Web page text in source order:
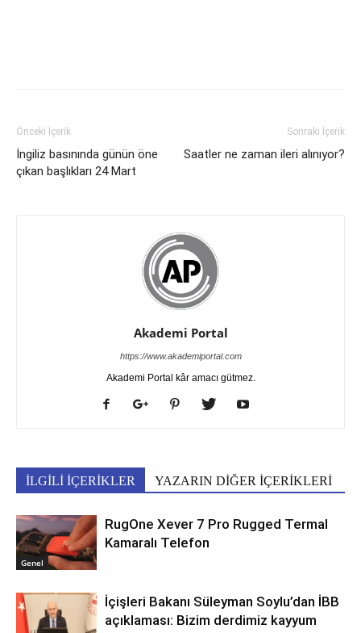
Önceki İçerik
İngiliz basınında günün öne
çıkan başlıkları 24 Mart
Sonraki İçerik
Saatler ne zaman ileri alınıyor?
Akademi Portal
https://www.akademiportal.com
Akademi Portal kâr amacı gütmez.
İLGİLİ İÇERİKLER YAZARIN DİĞER İÇERİKLERİ
Genel
RugOne Xever 7 Pro Rugged Termal
Kamaralı Telefon
İçişleri Bakanı Süleyman Soylu’dan İBB
açıklaması: Bizim derdimiz kayyum